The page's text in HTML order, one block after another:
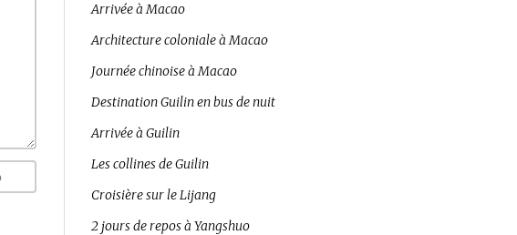
Arrivée à Macao
Architecture coloniale à Macao
Journée chinoise à Macao
Destination Guilin en bus de nuit
Arrivée à Guilin
Les collines de Guilin
Croisière sur le Lijang
2 jours de repos à Yangshuo